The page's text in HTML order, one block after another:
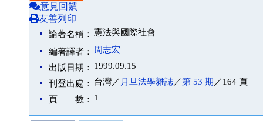
意見回饋
友善列印
論著名稱： 憲法與國際社會
編著譯者：
周志宏
出版日期： 1999.09.15
刊登出處： 台灣／ 月旦法學雜誌／第 53 期 ／164 頁
頁 數： 1